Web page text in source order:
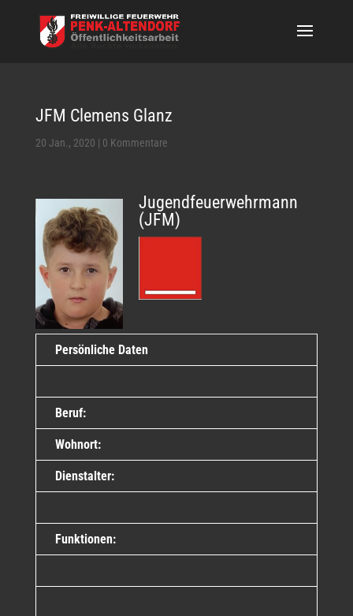
JFM Clemens Glanz
20 Jan., 2020 | 0 Kommentare
Jugendfeuerwehrmann
(JFM)
Persönliche Daten
Beruf:
Wohnort:
Dienstalter:
Funktionen: